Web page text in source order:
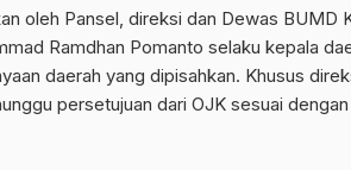
oleh Pansel, direksi dan Dewas BUMD
Ramdhan Pomanto selaku kepala
daerah yang dipisahkan. Khusus
persetujuan dari OJK sesuai